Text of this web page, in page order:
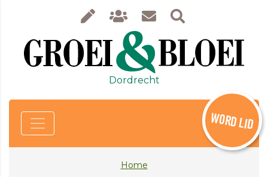
Dordrecht
WORD LID
Home